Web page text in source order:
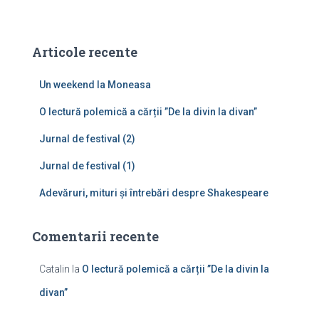
d
Articole recente
Un weekend la Moneasa
O lectură polemică a cărții ”De la divin la divan”
Jurnal de festival (2)
Jurnal de festival (1)
Adevăruri, mituri și întrebări despre Shakespeare
Comentarii recente
Catalin la O lectură polemică a cărții ”De la divin la
divan”